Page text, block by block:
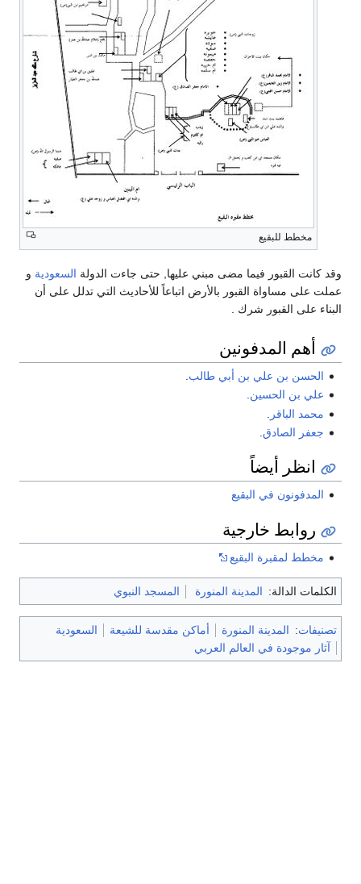
مخطط للبقيع
وقد كانت القبور فيما مضى مبني عليها, حتى جاءت الدولة السعودية و
عملت على مساواة القبور بالأرض اتباعاً للأحاديث التي تدلل على أن
البناء على القبور شرك .
أهم المدفونين
الحسن بن علي بن أبي طالب
علي بن الحسين
محمد الباقر
جعفر الصادق
انظر أيضاً
المدفونون في البقيع
روابط خارجية
مخطط لمقبرة البقيع
الكلمات الدالة: المدينة المنورة المسجد النبوي
تصنيفات: المدينة المنورة أماكن مقدسة للشيعة
السعودية
آثار موجودة في العالم العربي